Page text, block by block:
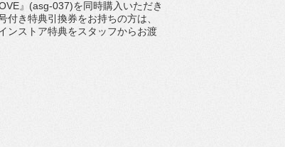
』(asg-037)を同時購入いただき
き特典引換券をお持ちの方は、
ンストア特典をスタッフからお渡